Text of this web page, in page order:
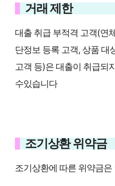
거래 제한
대출 취급 부적격 고객(연
단정보 등록 고객, 상품 대
고객 등)은 대출이 취급되
수있습니다
조기상환 위약금
조기상환에 따른 위약금